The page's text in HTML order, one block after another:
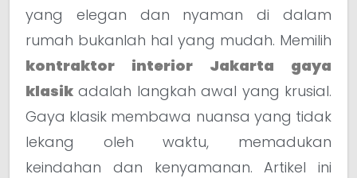
yang elegan dan nyaman di dalam
rumah bukanlah hal yang mudah. Memilih
kontraktor interior Jakarta gaya
klasik adalah langkah awal yang krusial.
Gaya klasik membawa nuansa yang tidak
lekang oleh waktu, memadukan
keindahan dan kenyamanan. Artikel ini